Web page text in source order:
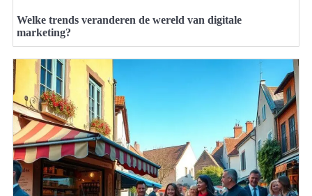
Welke trends veranderen de wereld van digitale
marketing?